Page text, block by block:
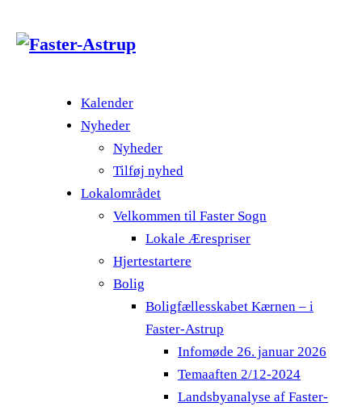
Kalender
Nyheder
Nyheder
Tilføj nyhed
Lokalområdet
Velkommen til Faster Sogn
Lokale Ærespriser
Hjertestartere
Bolig
Boligfællesskabet Kærnen – i
Faster-Astrup
Infomøde 26. januar 2026
Temaaften 2/12-2024
Landsbyanalyse af Faster-